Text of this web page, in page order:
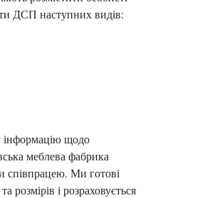
ДСП наступних видів:
інформацію щодо
меблева фабрика
співпрацею. Ми готові
розмірів і розраховується